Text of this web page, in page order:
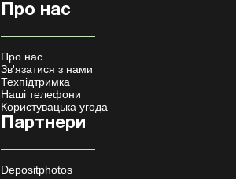
Про нас
Про нас
Зв'язатися з нами
Техпідтримка
Наші телефони
Користувацька угода
Партнери
Depositphotos